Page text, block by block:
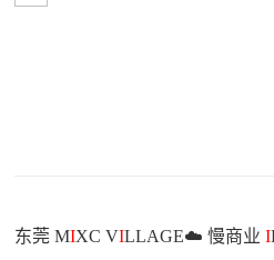
东莞 MIXC VILLAGE☁️ 慢商业I